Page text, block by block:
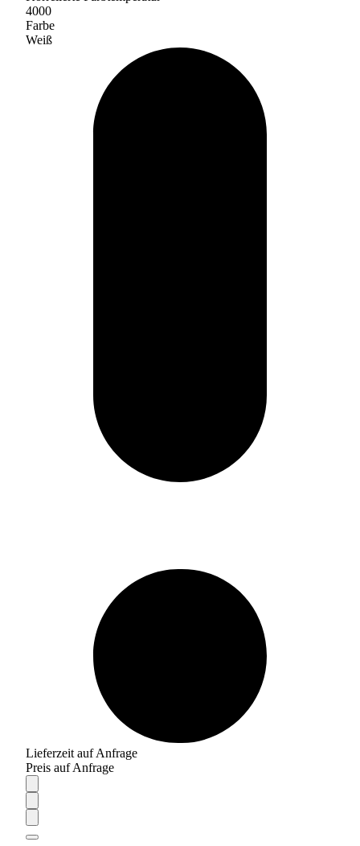
4000
Farbe
Weiß
Lieferzeit auf Anfrage
Preis auf Anfrage